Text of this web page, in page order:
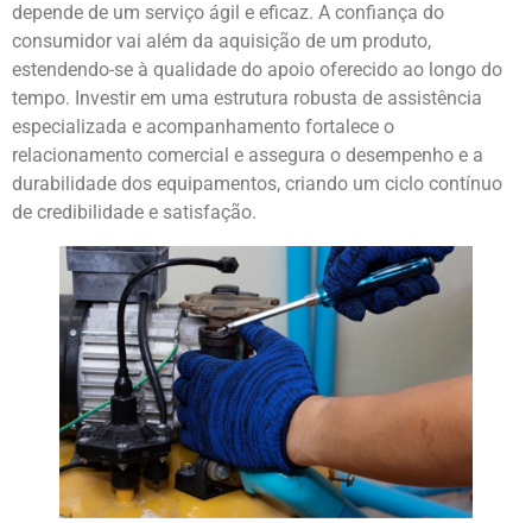
depende de um serviço ágil e eficaz. A confiança do
consumidor vai além da aquisição de um produto,
estendendo-se à qualidade do apoio oferecido ao longo do
tempo. Investir em uma estrutura robusta de assistência
especializada e acompanhamento fortalece o
relacionamento comercial e assegura o desempenho e a
durabilidade dos equipamentos, criando um ciclo contínuo
de credibilidade e satisfação.